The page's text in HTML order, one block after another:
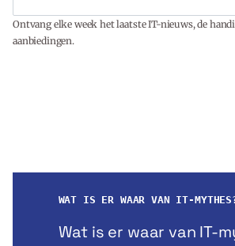
Ontvang elke week het laatste IT-nieuws, de
aanbiedingen.
WAT IS ER WAAR VAN IT-
Wat is er waar van IT-